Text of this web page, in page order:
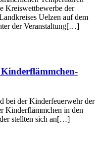
Kreiswettbewerbe der
Uelzen auf dem
der Veranstaltung[…]
bei der Kinderfeuerwehr der
Kinderflämmchen in den
stellten sich an[…]